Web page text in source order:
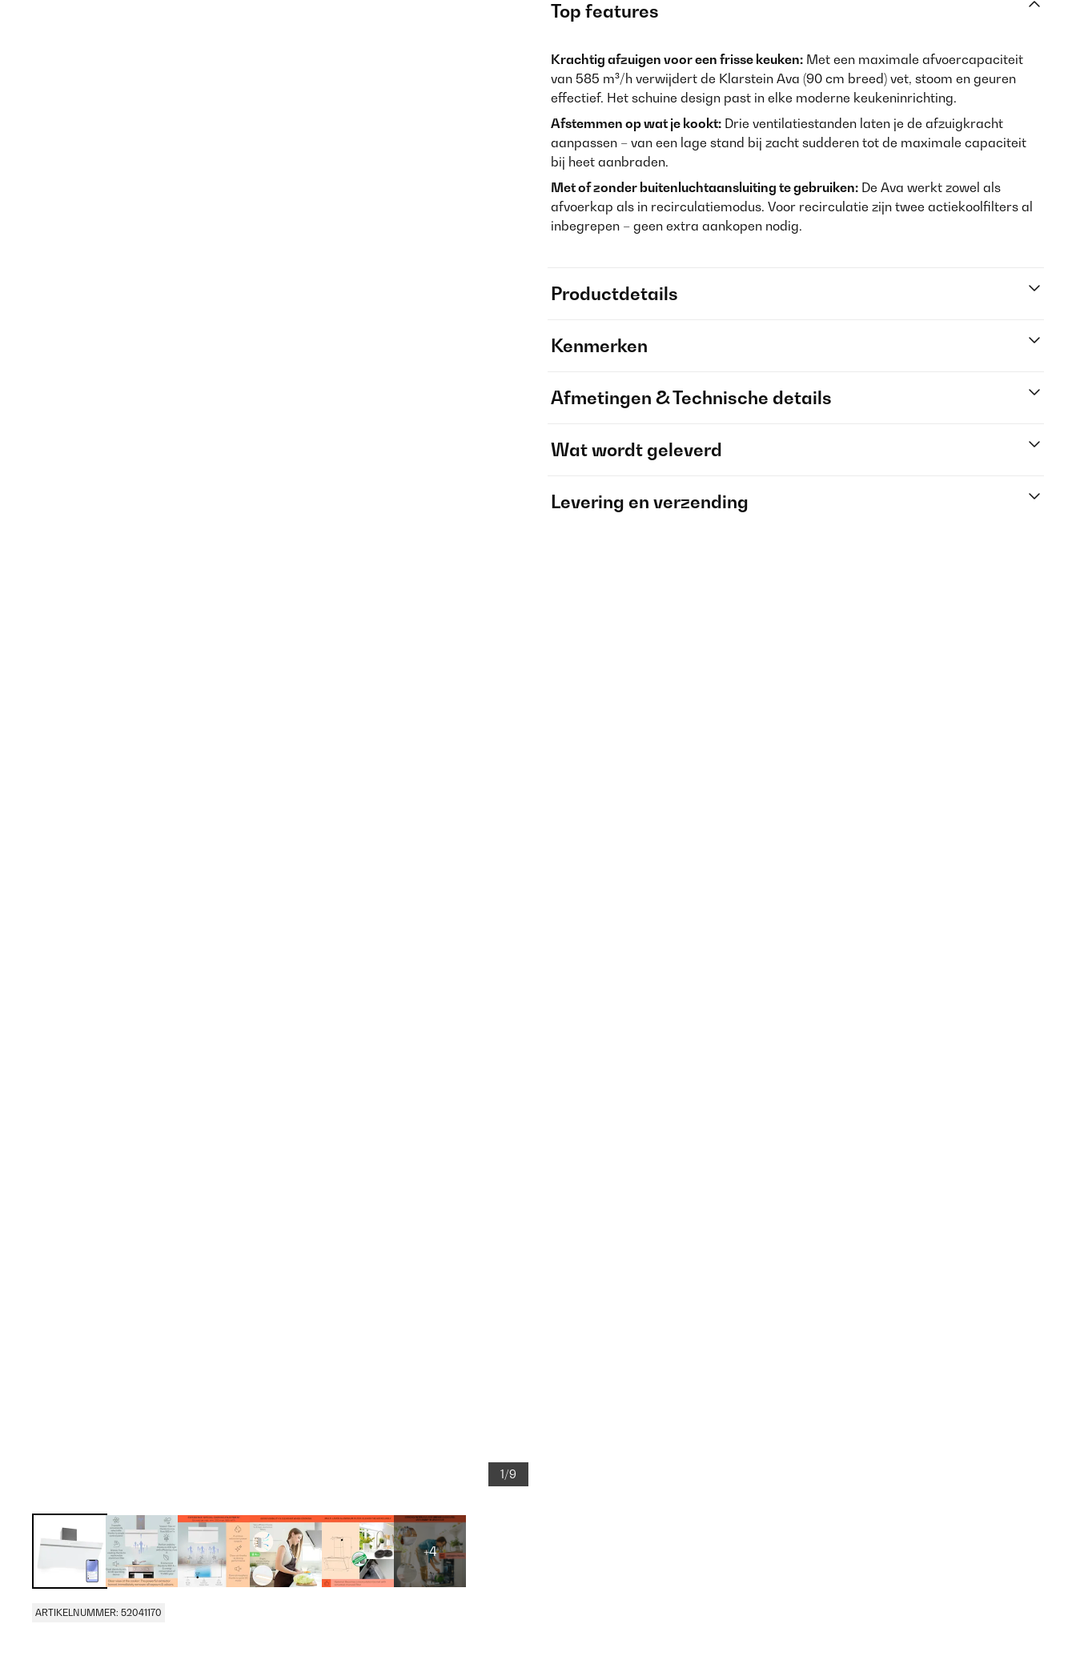
1/9
+4
ARTIKELNUMMER: 52041170
Top features
Krachtig afzuigen voor een frisse keuken: Met een maximale afvoercapaciteit
van 585 m³/h verwijdert de Klarstein Ava (90 cm breed) vet, stoom en geuren
effectief. Het schuine design past in elke moderne keukeninrichting.
Afstemmen op wat je kookt: Drie ventilatiestanden laten je de afzuigkracht
aanpassen – van een lage stand bij zacht sudderen tot de maximale capaciteit
bij heet aanbraden.
Met of zonder buitenluchtaansluiting te gebruiken: De Ava werkt zowel als
afvoerkap als in recirculatiemodus. Voor recirculatie zijn twee actiekoolfilters al
inbegrepen – geen extra aankopen nodig.
Productdetails
Kenmerken
Afmetingen & Technische details
Wat wordt geleverd
Levering en verzending